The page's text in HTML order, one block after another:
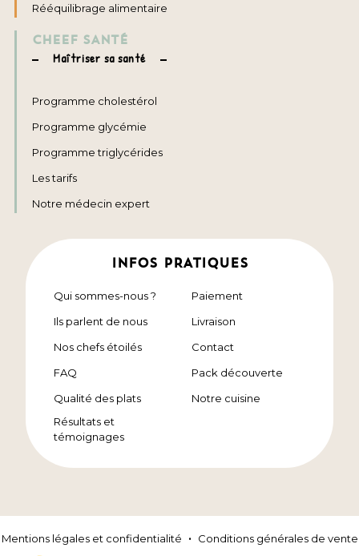
Rééquilibrage alimentaire
CHEEF SANTÉ
Maîtriser sa santé
Programme cholestérol
Programme glycémie
Programme triglycérides
Les tarifs
Notre médecin expert
INFOS PRATIQUES
Qui sommes-nous ?
Ils parlent de nous
Nos chefs étoilés
FAQ
Qualité des plats
Résultats et
témoignages
Paiement
Livraison
Contact
Pack découverte
Notre cuisine
Mentions légales et confidentialité Conditions générales de vente